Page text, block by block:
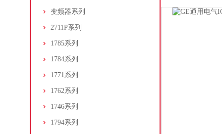
变频器系列
2711P系列
1785系列
1784系列
1771系列
1762系列
1746系列
1794系列